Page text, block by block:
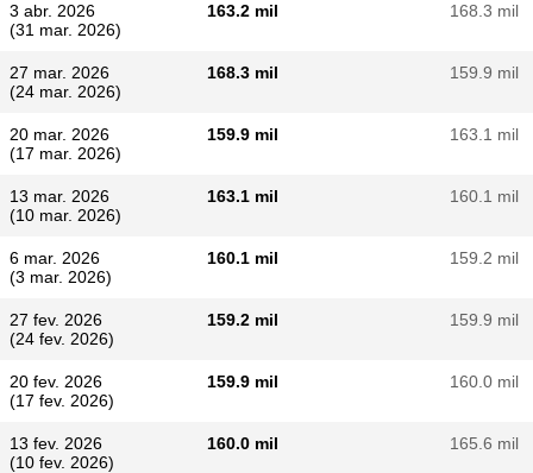
3 abr. 2026
(31 mar. 2026)
163.2 mil 168.3 mil
27 mar. 2026
(24 mar. 2026)
168.3 mil 159.9 mil
20 mar. 2026
(17 mar. 2026)
159.9 mil 163.1 mil
13 mar. 2026
(10 mar. 2026)
163.1 mil 160.1 mil
6 mar. 2026
(3 mar. 2026)
160.1 mil 159.2 mil
27 fev. 2026
(24 fev. 2026)
159.2 mil 159.9 mil
20 fev. 2026
(17 fev. 2026)
159.9 mil 160.0 mil
13 fev. 2026
(10 fev. 2026)
160.0 mil 165.6 mil